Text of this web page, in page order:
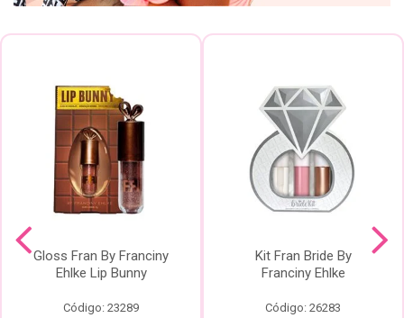
Gloss Fran By Franciny
Ehlke Lip Bunny
Código: 23289
Kit Fran Bride By
Franciny Ehlke
Código: 26283